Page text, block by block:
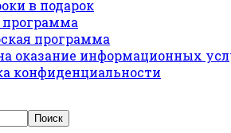
в подарок
программа
программа
оказание информационных
конфиденциальности